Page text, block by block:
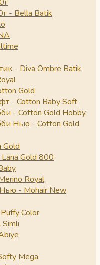
- Bella Batik
- Diva Ombre Batik
Gold
- Cotton Baby Soft
- Cotton Gold Hobby
Нью - Cotton Gold
Gold
Gold 800
Royal
- Mohair New
Color
Mega